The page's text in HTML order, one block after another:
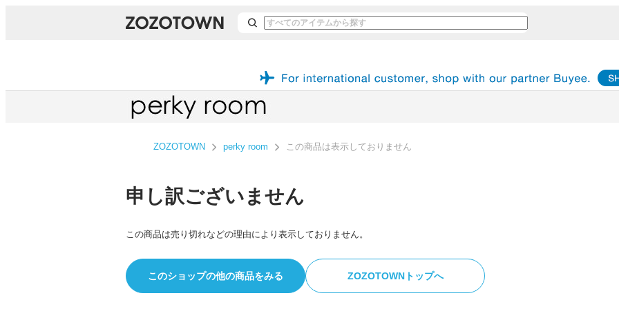
ZOZOTOWN perky room この商品は表示しておりません
申し訳ございません
この商品は売り切れなどの理由により表示しておりません。
このショップの他の商品をみる ZOZOTOWNトップへ